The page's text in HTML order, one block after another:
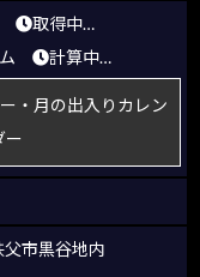
取得中…
ム
計算中…
・月の出入りカレン
ー
市黒谷地内